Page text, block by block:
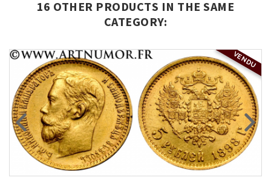
16 OTHER PRODUCTS IN THE SAME
CATEGORY:
VENDU